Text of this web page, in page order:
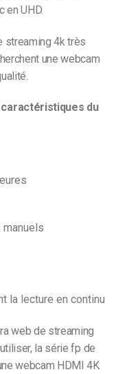
en UHD.
streaming 4k très
une webcam
du
la lecture en continu
web de streaming
la série fp de
webcam HDMI 4K